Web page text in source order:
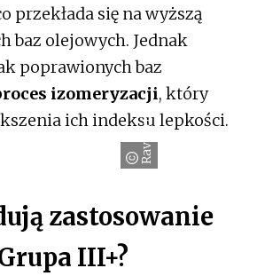
przekłada się na wyższą
baz olejowych. Jednak
poprawionych baz
izomeryzacji, który
ich indeksu lepkości.
Ravenol
zastosowanie
III+?